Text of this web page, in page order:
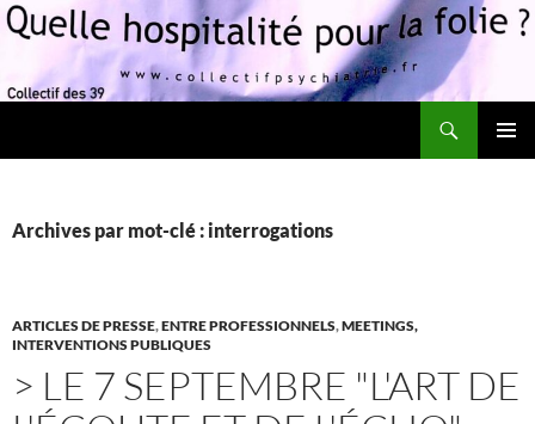
Archives par mot-clé : interrogations
ARTICLES DE PRESSE,ENTRE PROFESSIONNELS,MEETINGS,
INTERVENTIONS PUBLIQUES
> LE 7 SEPTEMBRE "L'ART DE